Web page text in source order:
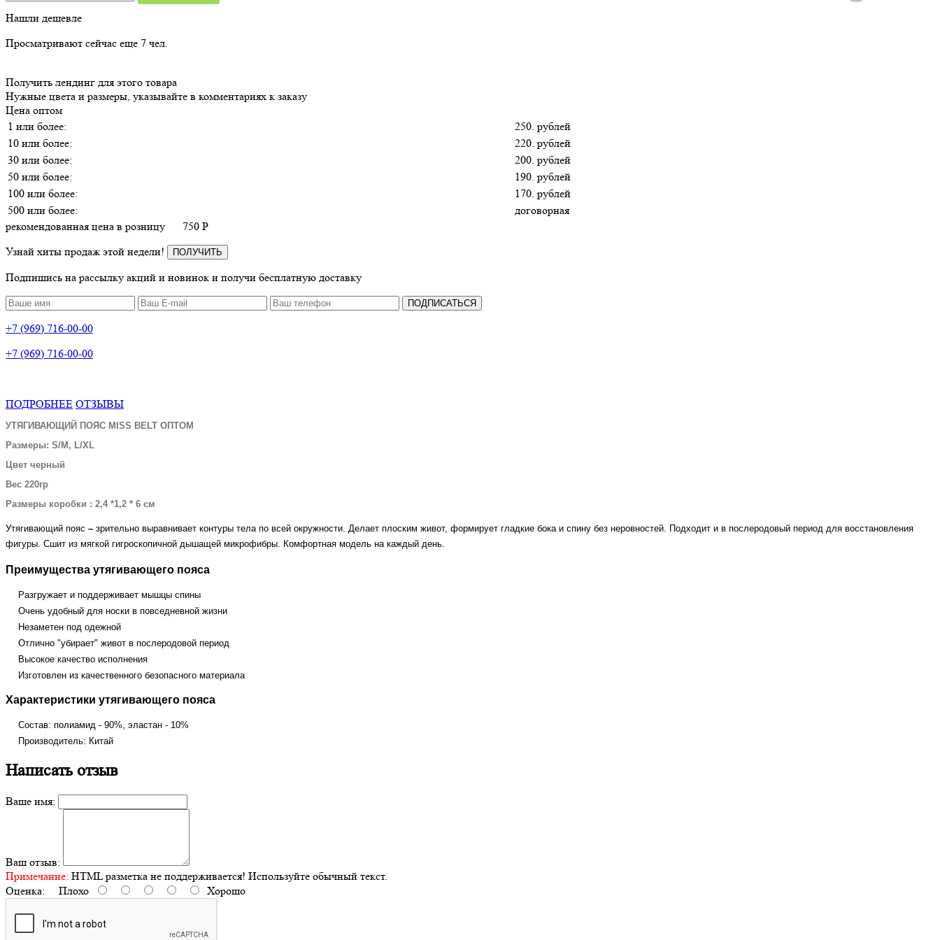
Нашли дешевле
Просматривают сейчас еще 7 чел.
Получить лендинг для этого товара
Нужные цвета и размеры, указывайте в комментариях к заказу
Цена оптом
1 или более:
250. рублей
10 или более:
220. рублей
30 или более:
200. рублей
50 или более:
190. рублей
100 или более:
170. рублей
500 или более:
договорная
рекомендованная цена в розницу
750 P
Узнай хиты продаж этой недели!
ПОЛУЧИТЬ
Подпишись на рассылку акций и новинок и получи бесплатную доставку
ПОДПИСАТЬСЯ
+7 (969) 716-00-00
+7 (969) 716-00-00
ПОДРОБНЕЕ ОТЗЫВЫ
УТЯГИВАЮЩИЙ ПОЯС MISS BELT ОПТОМ
Размеры: S/M, L/XL
Цвет черный
Вес 220гр
Размеры коробки : 2,4 *1,2 * 6 см
Утягивающий пояс – зрительно выравнивает контуры тела по всей окружности. Делает плоским живот, формирует гладкие бока и спину без неровностей. Подходит и в послеродовый период для восстановления
фигуры. Сшит из мягкой гигроскопичной дышащей микрофибры. Комфортная модель на каждый день.
Преимущества утягивающего пояса
Разгружает и поддерживает мышцы спины
Очень удобный для носки в повседневной жизни
Незаметен под одежной
Отлично "убирает" живот в послеродовой период
Высокое качество исполнения
Изготовлен из качественного безопасного материала
Характеристики утягивающего пояса
Состав: полиамид - 90%, эластан - 10%
Производитель: Китай
Написать отзыв
Ваше имя:
Ваш отзыв:
Примечание: HTML разметка не поддерживается! Используйте обычный текст.
Оценка: Плохо Хорошо